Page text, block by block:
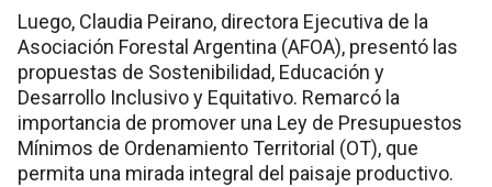
Luego, Claudia Peirano, directora Ejecutiva de la
Asociación Forestal Argentina (AFOA), presentó las
propuestas de Sostenibilidad, Educación y
Desarrollo Inclusivo y Equitativo. Remarcó la
importancia de promover una Ley de Presupuestos
Mínimos de Ordenamiento Territorial (OT), que
permita una mirada integral del paisaje productivo.